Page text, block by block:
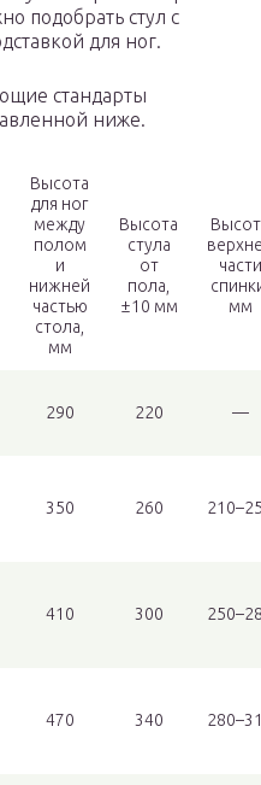
подобрать стул с
для ног.
стандарты
ниже.
Высота
для ног
между
полом
и
нижней
частью
стола,
мм
Высота
стула
от
пола,
±10 мм
части
мм
290 220 —
350 260
410 300
470 340